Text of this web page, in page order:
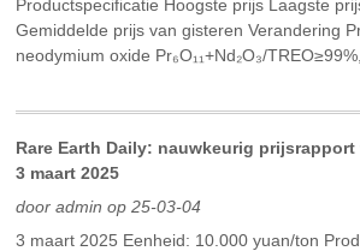
Productspecificatie Hoogste prijs Laagste
Gemiddelde prijs van gisteren Verandering
neodymium oxide Pr₆O₁₁+Nd₂O₃/
Rare Earth Daily: nauwkeurig
3 maart 2025
door admin op 25-03-04
3 maart 2025 Eenheid: 10.000 yuan/ton